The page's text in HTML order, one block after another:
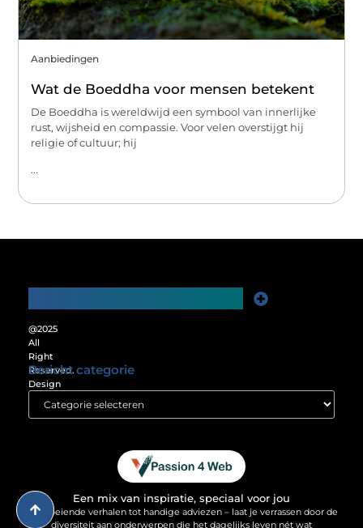
Aanbiedingen
Wat de Boeddha voor mensen betekent
De Boeddha is wereldwijd een symbool van innerlijke
rust, wijsheid en compassie. Voor velen overstijgt hij
religie of cultuur; hij
...
@2025
All
Right
Reserved.
Design
www.passion4web.nl.
Bericht categorie
Een mix van inspiratie, speciaal voor jou
Van boeiende verhalen tot handige adviezen – laat je verrassen door de
diversiteit aan onderwerpen die het dagelijks leven nét wat